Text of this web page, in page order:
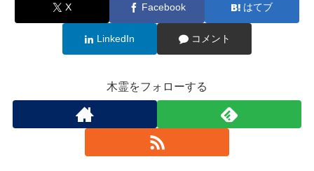
X Facebook はてブ
LinkedIn コメント
木霊をフォローする